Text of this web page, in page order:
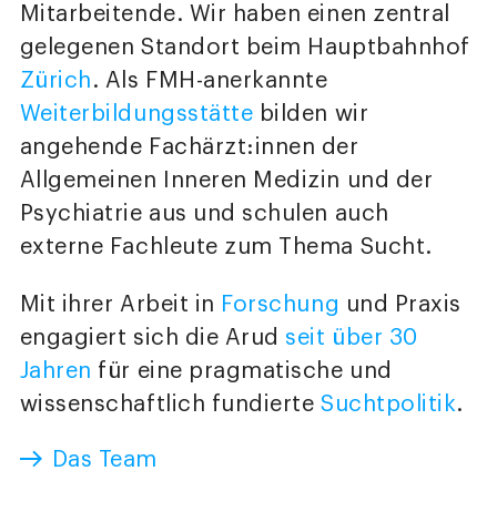
Mitarbeitende. Wir haben einen zentral
gelegenen Standort beim Hauptbahnhof
Zürich. Als FMH-anerkannte
Weiterbildungsstätte bilden wir
angehende Fachärzt:innen der
Allgemeinen Inneren Medizin und der
Psychiatrie aus und schulen auch
externe Fachleute zum Thema Sucht.
Mit ihrer Arbeit in Forschung und Praxis
engagiert sich die Arud seit über 30
Jahren für eine pragmatische und
wissenschaftlich fundierteSuchtpolitik.
Das Team